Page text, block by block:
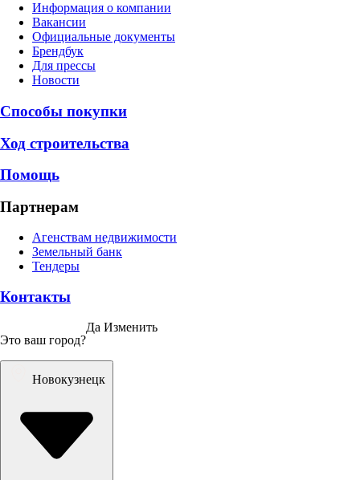
Информация о компании
Вакансии
Официальные документы
Брендбук
Для прессы
Новости
Способы покупки
Ход строительства
Помощь
Партнерам
Агенствам недвижимости
Земельный банк
Тендеры
Контакты
Это ваш город?
Да Изменить
Новокузнецк